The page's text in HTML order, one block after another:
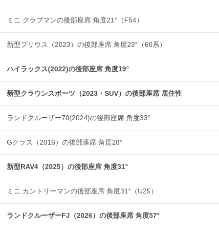
ミニ クラブマンの後部座席 角度21°（F54）
新型プリウス（2023）の後部座席 角度23°（60系）
ハイラックス(2022)の後部座席 角度19°
新型クラウンスポーツ（2023・SUV）の後部座席 居住性
ランドクルーザー70(2024)の後部座席 角度33°
Gクラス（2016）の後部座席 角度28°
新型RAV4（2025）の後部座席 角度31°
ミニ カントリーマンの後部座席 角度31°（U25）
ランドクルーザーFJ（2026）の後部座席 角度57°